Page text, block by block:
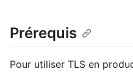
Prérequis
Pour utiliser TLS en